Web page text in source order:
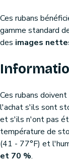
Ces rubans
gamme standard
des images
Ces rubans
l'achat s'ils sont
et s'ils n'ont pas
température de
(41 - 77°F) et
et 70 %.